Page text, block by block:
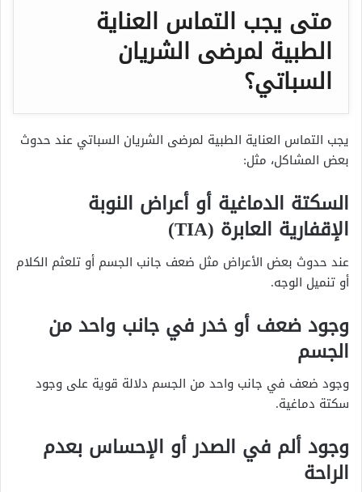
متى يجب التماس العناية
الطبية لمرضى الشريان
السباتي؟
يجب التماس العناية الطبية لمرضى الشريان السباتي عند حدوث
بعض المشاكل، مثل:
السكتة الدماغية أو أعراض النوبة
الإقفارية العابرة (TIA)
عند حدوث بعض الأعراض مثل ضعف جانب الجسم أو تلعثم الكلام
أو تنميل الوجه.
وجود ضعف أو خدر في جانب واحد من
الجسم
وجود ضعف في جانب واحد من الجسم دلالة قوية على وجود
سكتة دماغية.
وجود ألم في الصدر أو الإحساس بعدم
الراحة